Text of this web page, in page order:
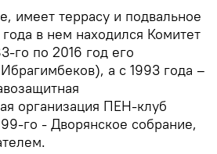
имеет террасу и подвальное
в нем находился Комитет
го по 2016 год его
а с 1993 года –
организация ПЕН-клуб
го - Дворянское собрание,